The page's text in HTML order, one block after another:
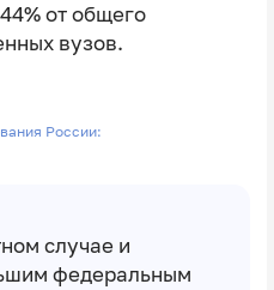
от общего
вузов.
России:
случае и
федеральным